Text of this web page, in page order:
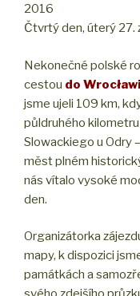
2016
Čtvrtý den, úterý 27.
Nekonečné polské
cestou do Wrocławi
jsme ujeli 109 km,
půldruhého
Slowackiego u Odry
měst plném
nás vítalo vysoké
den.
Organizátorka
mapy, k dispozici
památkách a